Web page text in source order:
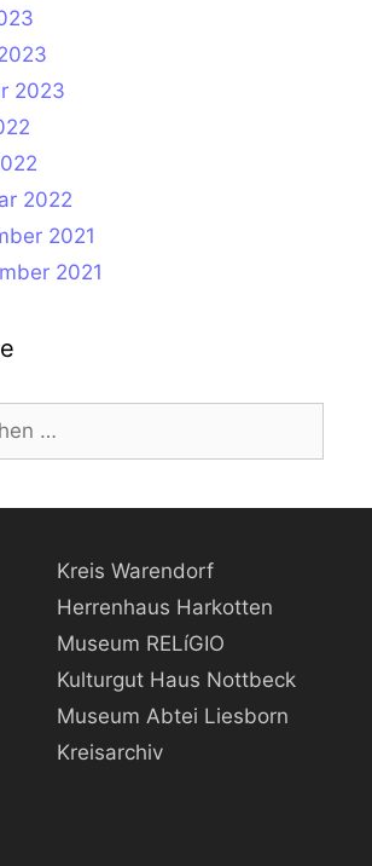
2023
2022
2021
2021
Kreis Warendorf
Herrenhaus Harkotten
Museum RELíGIO
Kulturgut Haus Nottbeck
Museum Abtei Liesborn
Kreisarchiv